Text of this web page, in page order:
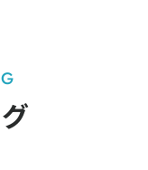
エンス+AI科